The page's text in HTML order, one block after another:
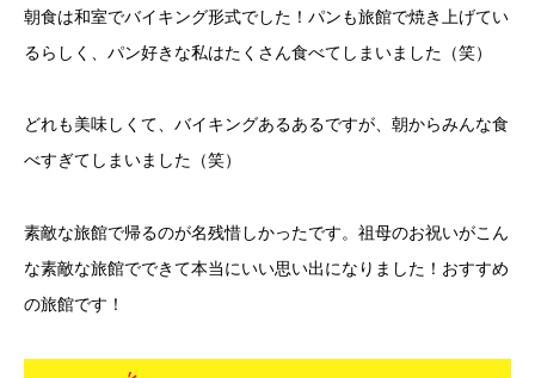
朝食は和室でバイキング形式でした！パンも旅館で焼き上げてい
るらしく、パン好きな私はたくさん食べてしまいました（笑）
どれも美味しくて、バイキングあるあるですが、朝からみんな食
べすぎてしまいました（笑）
素敵な旅館で帰るのが名残惜しかったです。祖母のお祝いがこん
な素敵な旅館でできて本当にいい思い出になりました！おすすめ
の旅館です！